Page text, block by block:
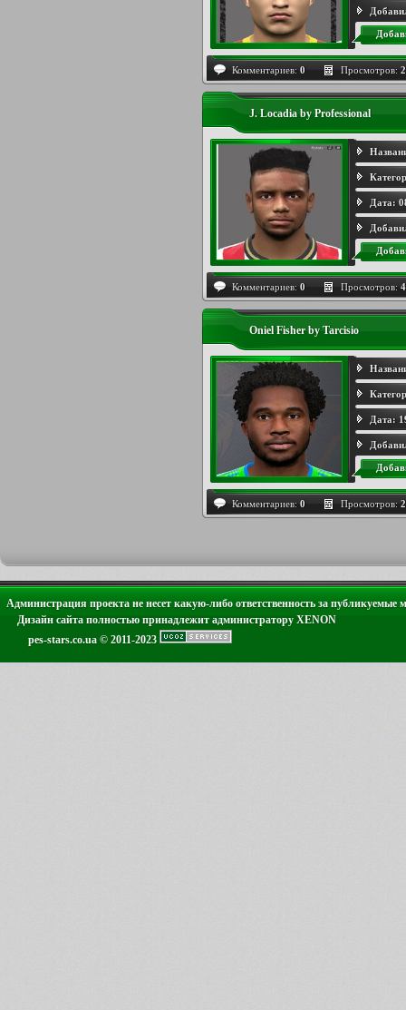
Комментариев: 0 Просмотров:
J. Locadia by Professional
Дата:
Комментариев: 0 Просмотров:
Oniel Fisher by Tarcisio
Дата:
Комментариев: 0 Просмотров:
Администрация проекта не несет какую-либо ответственность за публикуемые
Дизайн сайта полностью принадлежит администратору XENON
pes-stars.co.ua © 2011-2023